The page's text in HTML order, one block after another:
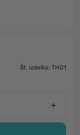
Št. izdelka: TH01
+